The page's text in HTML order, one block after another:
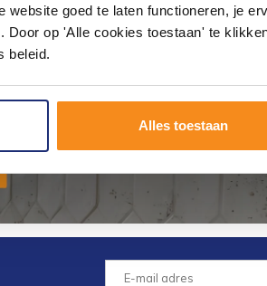
goed te laten functioneren, je
Door op 'Alle cookies toestaan' te
beleid.
Alles toestaan